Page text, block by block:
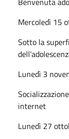
Mercoledì 15
Sotto la
Lunedì 3
internet
Lunedì 27